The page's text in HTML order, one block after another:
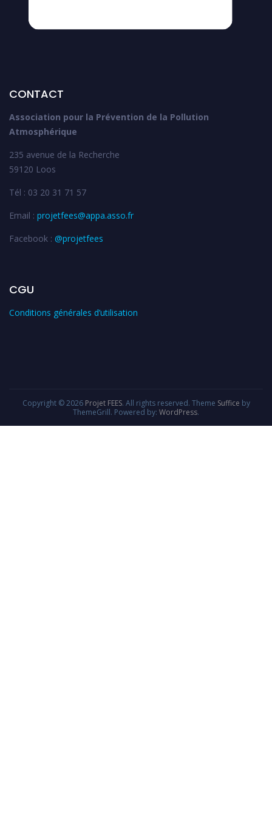
CONTACT
Association pour la Prévention de la Pollution
Atmosphérique
235 avenue de la Recherche
59120 Loos
Tél : 03 20 31 71 57
Email : projetfees@appa.asso.fr
Facebook : @projetfees
CGU
Conditions générales d’utilisation
Copyright © 2026 Projet FEES. All rights reserved. Theme Suffice by
ThemeGrill. Powered by: WordPress.